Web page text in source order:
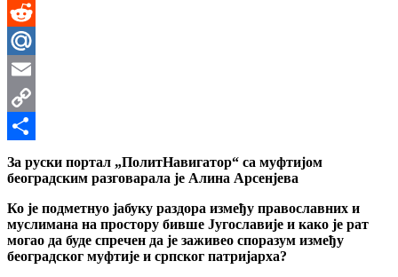
LinkedIn
Reddit
Mail.Ru
Email
Copy
Link
Share
За руски портал „ПолитНавигатор“ са муфтијом
београдским разговарала је Алина Арсенјева
Ко је подметнуо јабуку раздора између православних и
муслимана на простору бивше Југославије и како је рат
могао да буде спречен да је заживео споразум између
београдског муфтије и српског патријарха?